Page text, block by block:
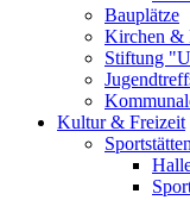
Bauplätze
Kirchen &
Stiftung
Kultur & Freizeit